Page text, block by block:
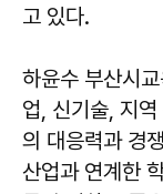
고 있다.
하윤수 부산시
업, 신기술, 지
의 대응력과 경
산업과 연계한